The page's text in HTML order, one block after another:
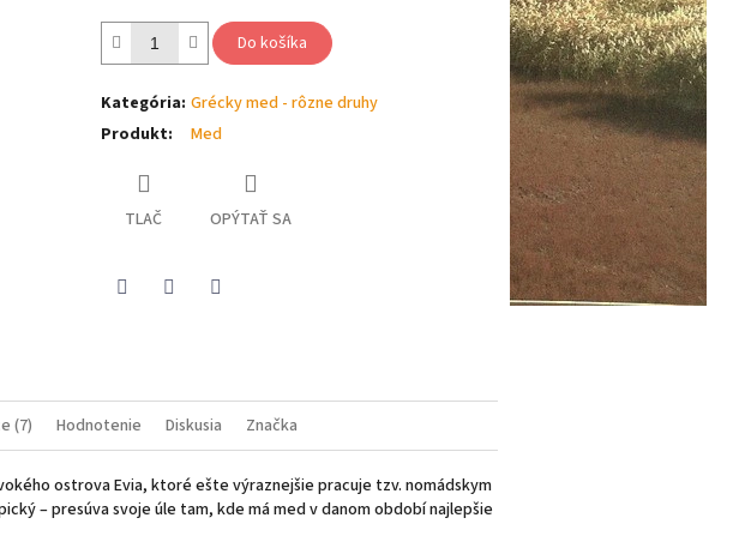
Do košíka
Kategória: Grécky med - rôzne druhy
Produkt: Med
TLAČ OPÝTAŤ SA
(7) Hodnotenie Diskusia Značka
ostrovaEvia, ktoré ešte výraznejšie pracuje tzv. nomádskym
– presúva svoje úle tam, kde má med v danom období najlepšie